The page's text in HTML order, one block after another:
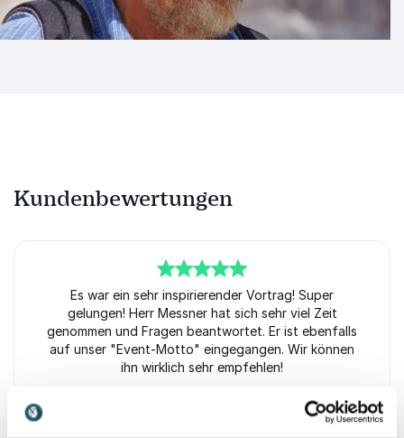
Kundenbewertungen
von 5
Es war ein sehr inspirierender Vortrag! Super
gelungen! Herr Messner hat sich sehr viel Zeit
genommen und Fragen beantwortet. Er ist ebenfalls
auf unser "Event-Motto" eingegangen. Wir können
ihn wirklich sehr empfehlen!